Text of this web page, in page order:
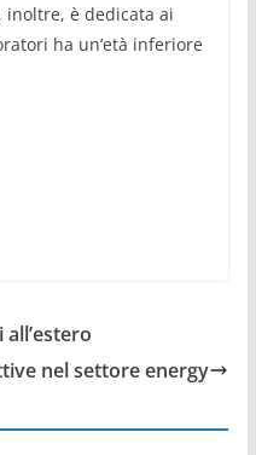
inoltre, è dedicata ai
ha un’età inferiore
nel settore energy